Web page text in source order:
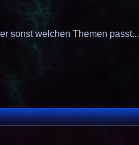
sonst welchen Themen passt...